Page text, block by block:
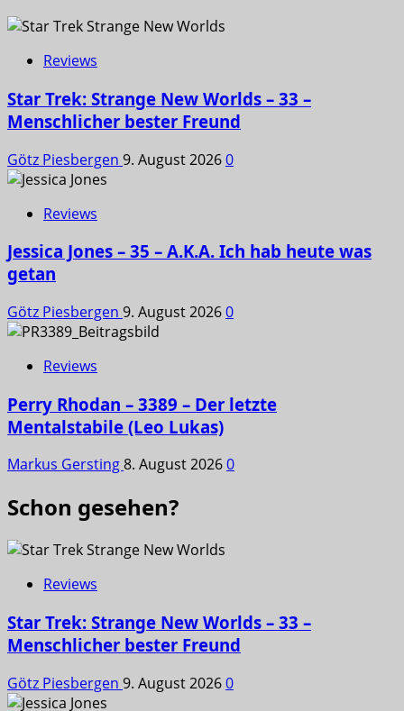
Reviews
Star Trek: Strange New Worlds – 33 –
Menschlicher bester Freund
Götz Piesbergen 9. August 20260
Reviews
Jessica Jones – 35 – A.K.A. Ich hab heute was
getan
Götz Piesbergen 9. August 20260
Reviews
Perry Rhodan – 3389 – Der letzte
Mentalstabile (Leo Lukas)
Markus Gersting8. August 20260
Schon gesehen?
Reviews
Star Trek: Strange New Worlds – 33 –
Menschlicher bester Freund
Götz Piesbergen 9. August 20260